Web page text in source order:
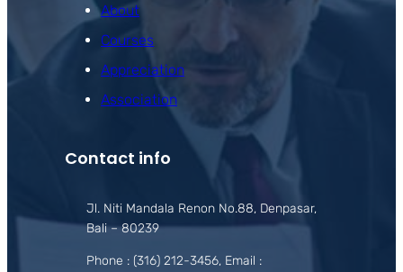
About
Courses
Appreciation
Association
Contact info
Jl. Niti Mandala Renon No.88, Denpasar,
Bali – 80239
Phone : (316) 212-3456, Email :